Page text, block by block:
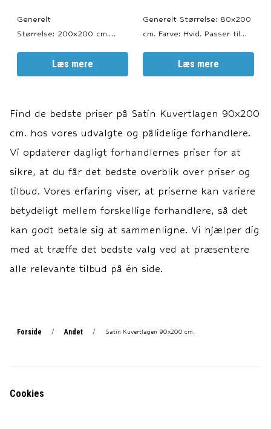
Generelt
Størrelse: 200x200 cm.
topmadrasser med en højde
på 6-10 cm. --- Materiale
Count): 500 TC pr. tomme.
Vævet efter satin-metoden.
Oeko Tex Certificeret. ---
Læs mere
Generelt Størrelse: 80x200
cm. Farve: Hvid. Passer til
på 6-10 cm. --- Materiale
100% bomuldssatin.
Vævet efter satin-metoden.
Oeko Tex Certificeret. ---
Vask og Vedligehol
Læs mere
Find de bedste priser på Satin Kuvertlagen 90x200
cm. hos vores udvalgte og pålidelige forhandlere.
Vi opdaterer dagligt forhandlernes priser for at
sikre, at du får det bedste overblik over priser og
tilbud. Vores erfaring viser, at priserne kan variere
betydeligt mellem forskellige forhandlere, så det
kan godt betale sig at sammenligne. Vi hjælper dig
med at træffe det bedste valg ved at præsentere
alle relevante tilbud på én side.
Forside / Andet / Satin Kuvertlagen 90x200 cm.
Cookies